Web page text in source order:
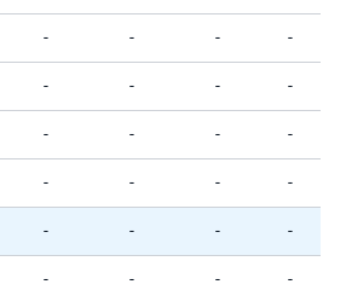
- - - -
- - - -
- - - -
- - - -
- - - -
- - - -